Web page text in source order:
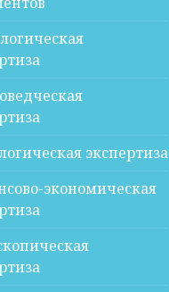
экспертиза
экономическая